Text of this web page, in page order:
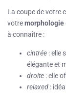
La coupe de votre
votremorphologie
à connaître :
cintrée : elle
élégante et
droite : elle
relaxed :